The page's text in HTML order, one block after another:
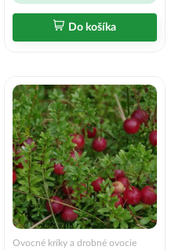
Do košíka
Ovocné kríky a drobné ovocie